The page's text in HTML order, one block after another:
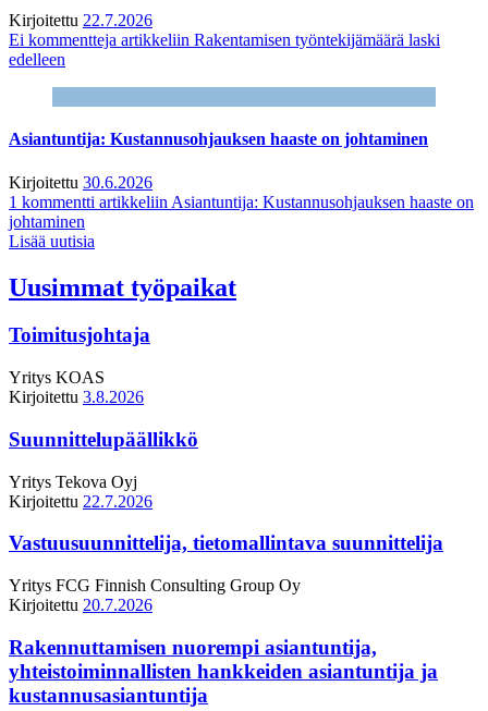
Kirjoitettu 22.7.2026
Ei kommentteja artikkeliin Rakentamisen työntekijämäärä laski
edelleen
Asiantuntija: Kustannusohjauksen haaste on johtaminen
Kirjoitettu 30.6.2026
1 kommentti artikkeliin Asiantuntija: Kustannusohjauksen haaste on
johtaminen
Lisää uutisia
Uusimmat työpaikat
Toimitusjohtaja
Yritys KOAS
Kirjoitettu 3.8.2026
Suunnittelupäällikkö
Yritys Tekova Oyj
Kirjoitettu 22.7.2026
Vastuusuunnittelija, tietomallintava suunnittelija
Yritys FCG Finnish Consulting Group Oy
Kirjoitettu 20.7.2026
Rakennuttamisen nuorempi asiantuntija,
yhteistoiminnallisten hankkeiden asiantuntija ja
kustannusasiantuntija